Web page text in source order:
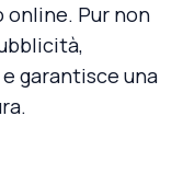
Pur non
garantisce una